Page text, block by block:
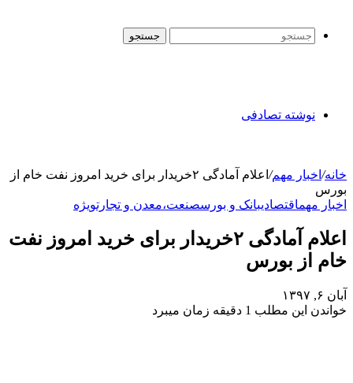
جستجو
نوشته تصادفی
خانه/ اخبار مهم/
اعلام آمادگی ۲خریدار برای خرید امروز نفت خام از
بورس
اخبار مهماقتصادیبانک و بورسصنعت،معدن و تجارتویژه
اعلام آمادگی ۲خریدار برای خرید امروز نفت
خام از بورس
آبان ۶, ۱۳۹۷
خواندن این مطلب 1 دقیقه زمان میبرد